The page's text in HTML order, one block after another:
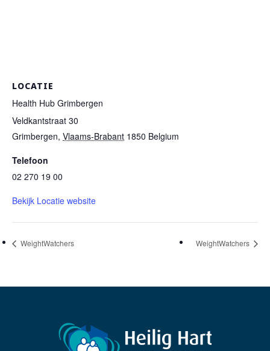
LOCATIE
Health Hub Grimbergen
Veldkantstraat 30
Grimbergen, Vlaams-Brabant 1850 Belgium
Telefoon
02 270 19 00
Bekijk Locatie website
WeightWatchers WeightWatchers